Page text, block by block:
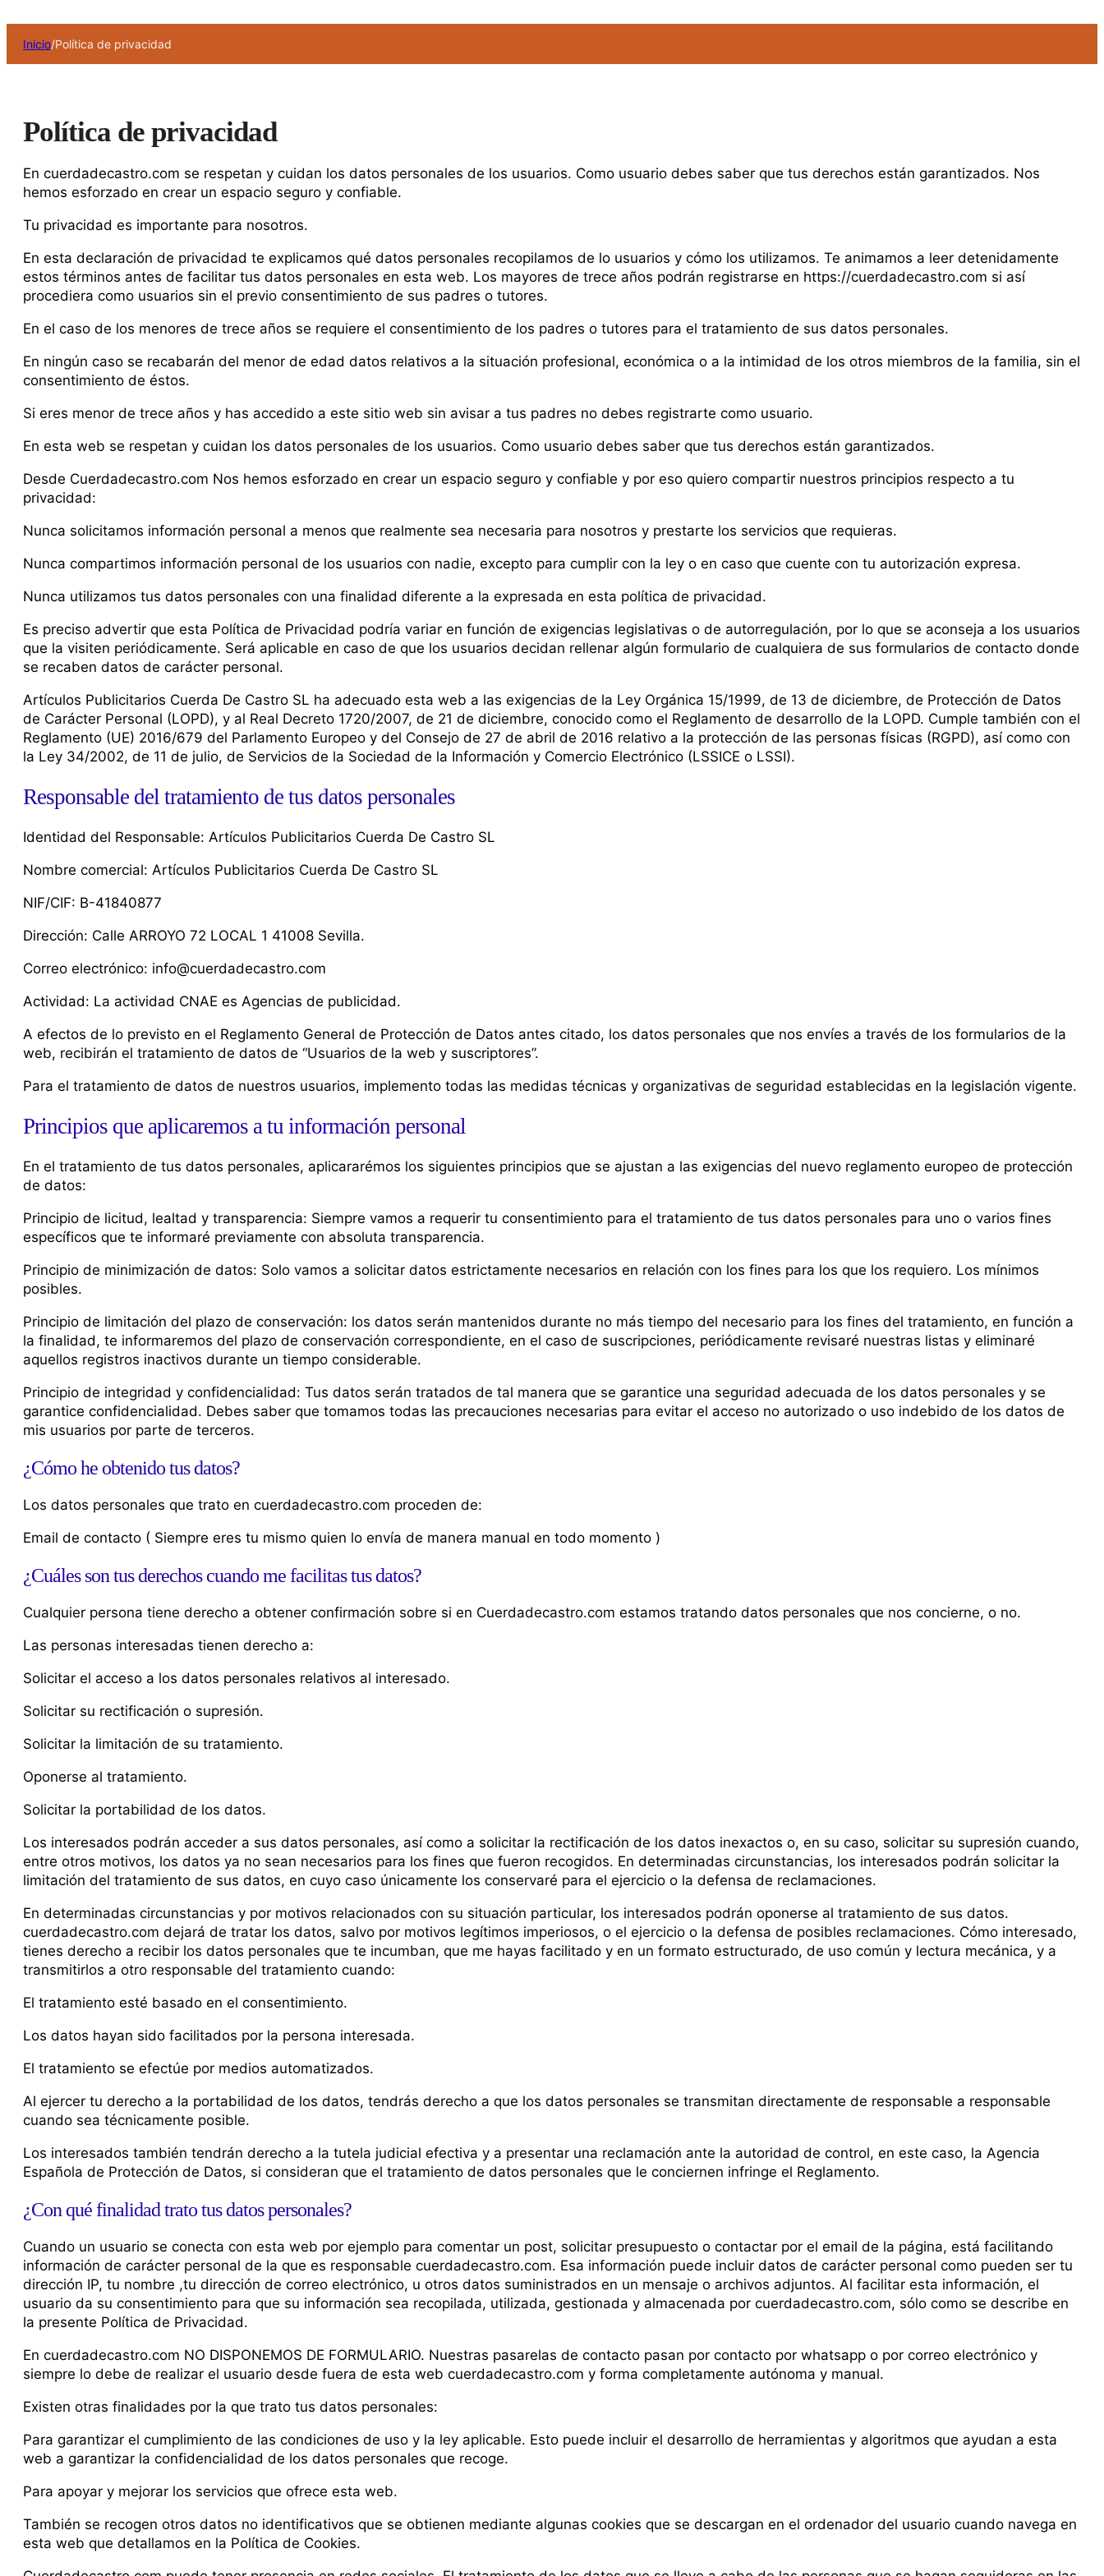
Inicio/Política de privacidad
Política de privacidad
En cuerdadecastro.com se respetan y cuidan los datos personales de los usuarios. Como usuario debes saber que tus derechos están garantizados. Nos
hemos esforzado en crear un espacio seguro y confiable.
Tu privacidad es importante para nosotros.
En esta declaración de privacidad te explicamos qué datos personales recopilamos de lo usuarios y cómo los utilizamos. Te animamos a leer detenidamente
estos términos antes de facilitar tus datos personales en esta web. Los mayores de trece años podrán registrarse en https://cuerdadecastro.com si así
procediera como usuarios sin el previo consentimiento de sus padres o tutores.
En el caso de los menores de trece años se requiere el consentimiento de los padres o tutores para el tratamiento de sus datos personales.
En ningún caso se recabarán del menor de edad datos relativos a la situación profesional, económica o a la intimidad de los otros miembros de la familia, sin el
consentimiento de éstos.
Si eres menor de trece años y has accedido a este sitio web sin avisar a tus padres no debes registrarte como usuario.
En esta web se respetan y cuidan los datos personales de los usuarios. Como usuario debes saber que tus derechos están garantizados.
Desde Cuerdadecastro.com Nos hemos esforzado en crear un espacio seguro y confiable y por eso quiero compartir nuestros principios respecto a tu
privacidad:
Nunca solicitamos información personal a menos que realmente sea necesaria para nosotros y prestarte los servicios que requieras.
Nunca compartimos información personal de los usuarios con nadie, excepto para cumplir con la ley o en caso que cuente con tu autorización expresa.
Nunca utilizamos tus datos personales con una finalidad diferente a la expresada en esta política de privacidad.
Es preciso advertir que esta Política de Privacidad podría variar en función de exigencias legislativas o de autorregulación, por lo que se aconseja a los usuarios
que la visiten periódicamente. Será aplicable en caso de que los usuarios decidan rellenar algún formulario de cualquiera de sus formularios de contacto donde
se recaben datos de carácter personal.
Artículos Publicitarios Cuerda De Castro SL ha adecuado esta web a las exigencias de la Ley Orgánica 15/1999, de 13 de diciembre, de Protección de Datos
de Carácter Personal (LOPD), y al Real Decreto 1720/2007, de 21 de diciembre, conocido como el Reglamento de desarrollo de la LOPD. Cumple también con el
Reglamento (UE) 2016/679 del Parlamento Europeo y del Consejo de 27 de abril de 2016 relativo a la protección de las personas físicas (RGPD), así como con
la Ley 34/2002, de 11 de julio, de Servicios de la Sociedad de la Información y Comercio Electrónico (LSSICE o LSSI).
Responsable del tratamiento de tus datos personales
Identidad del Responsable: Artículos Publicitarios Cuerda De Castro SL
Nombre comercial: Artículos Publicitarios Cuerda De Castro SL
NIF/CIF: B-41840877
Dirección: Calle ARROYO 72 LOCAL 1 41008 Sevilla.
Correo electrónico: info@cuerdadecastro.com
Actividad: La actividad CNAE es Agencias de publicidad.
A efectos de lo previsto en el Reglamento General de Protección de Datos antes citado, los datos personales que nos envíes a través de los formularios de la
web, recibirán el tratamiento de datos de “Usuarios de la web y suscriptores”.
Para el tratamiento de datos de nuestros usuarios, implemento todas las medidas técnicas y organizativas de seguridad establecidas en la legislación vigente.
Principios que aplicaremos a tu información personal
En el tratamiento de tus datos personales, aplicararémos los siguientes principios que se ajustan a las exigencias del nuevo reglamento europeo de protección
de datos:
Principio de licitud, lealtad y transparencia: Siempre vamos a requerir tu consentimiento para el tratamiento de tus datos personales para uno o varios fines
específicos que te informaré previamente con absoluta transparencia.
Principio de minimización de datos: Solo vamos a solicitar datos estrictamente necesarios en relación con los fines para los que los requiero. Los mínimos
posibles.
Principio de limitación del plazo de conservación: los datos serán mantenidos durante no más tiempo del necesario para los fines del tratamiento, en función a
la finalidad, te informaremos del plazo de conservación correspondiente, en el caso de suscripciones, periódicamente revisaré nuestras listas y eliminaré
aquellos registros inactivos durante un tiempo considerable.
Principio de integridad y confidencialidad: Tus datos serán tratados de tal manera que se garantice una seguridad adecuada de los datos personales y se
garantice confidencialidad. Debes saber que tomamos todas las precauciones necesarias para evitar el acceso no autorizado o uso indebido de los datos de
mis usuarios por parte de terceros.
¿Cómo he obtenido tus datos?
Los datos personales que trato en cuerdadecastro.com proceden de:
Email de contacto ( Siempre eres tu mismo quien lo envía de manera manual en todo momento )
¿Cuáles son tus derechos cuando me facilitas tus datos?
Cualquier persona tiene derecho a obtener confirmación sobre si en Cuerdadecastro.com estamos tratando datos personales que nos concierne, o no.
Las personas interesadas tienen derecho a:
Solicitar el acceso a los datos personales relativos al interesado.
Solicitar su rectificación o supresión.
Solicitar la limitación de su tratamiento.
Oponerse al tratamiento.
Solicitar la portabilidad de los datos.
Los interesados podrán acceder a sus datos personales, así como a solicitar la rectificación de los datos inexactos o, en su caso, solicitar su supresión cuando,
entre otros motivos, los datos ya no sean necesarios para los fines que fueron recogidos. En determinadas circunstancias, los interesados podrán solicitar la
limitación del tratamiento de sus datos, en cuyo caso únicamente los conservaré para el ejercicio o la defensa de reclamaciones.
En determinadas circunstancias y por motivos relacionados con su situación particular, los interesados podrán oponerse al tratamiento de sus datos.
cuerdadecastro.com dejará de tratar los datos, salvo por motivos legítimos imperiosos, o el ejercicio o la defensa de posibles reclamaciones. Cómo interesado,
tienes derecho a recibir los datos personales que te incumban, que me hayas facilitado y en un formato estructurado, de uso común y lectura mecánica, y a
transmitirlos a otro responsable del tratamiento cuando:
El tratamiento esté basado en el consentimiento.
Los datos hayan sido facilitados por la persona interesada.
El tratamiento se efectúe por medios automatizados.
Al ejercer tu derecho a la portabilidad de los datos, tendrás derecho a que los datos personales se transmitan directamente de responsable a responsable
cuando sea técnicamente posible.
Los interesados también tendrán derecho a la tutela judicial efectiva y a presentar una reclamación ante la autoridad de control, en este caso, la Agencia
Española de Protección de Datos, si consideran que el tratamiento de datos personales que le conciernen infringe el Reglamento.
¿Con qué finalidad trato tus datos personales?
Cuando un usuario se conecta con esta web por ejemplo para comentar un post, solicitar presupuesto o contactar por el email de la página, está facilitando
información de carácter personal de la que es responsable cuerdadecastro.com. Esa información puede incluir datos de carácter personal como pueden ser tu
dirección IP, tu nombre ,tu dirección de correo electrónico, u otros datos suministrados en un mensaje o archivos adjuntos. Al facilitar esta información, el
usuario da su consentimiento para que su información sea recopilada, utilizada, gestionada y almacenada por cuerdadecastro.com, sólo como se describe en
la presente Política de Privacidad.
En cuerdadecastro.com NO DISPONEMOS DE FORMULARIO. Nuestras pasarelas de contacto pasan por contacto por whatsapp o por correo electrónico y
siempre lo debe de realizar el usuario desde fuera de esta web cuerdadecastro.com y forma completamente autónoma y manual.
Existen otras finalidades por la que trato tus datos personales:
Para garantizar el cumplimiento de las condiciones de uso y la ley aplicable. Esto puede incluir el desarrollo de herramientas y algoritmos que ayudan a esta
web a garantizar la confidencialidad de los datos personales que recoge.
Para apoyar y mejorar los servicios que ofrece esta web.
También se recogen otros datos no identificativos que se obtienen mediante algunas cookies que se descargan en el ordenador del usuario cuando navega en
esta web que detallamos en la Política de Cookies.